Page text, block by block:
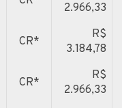
2.966,33
CR*
R$
3.184,78
CR*
R$
2.966,33